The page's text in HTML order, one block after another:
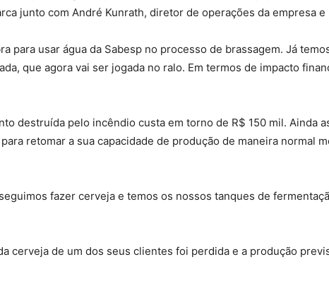
junto com André Kunrath, diretor de operações da empresa
para usar água da Sabesp no processo de brassagem. Já
que agora vai ser jogada no ralo. Em termos de impacto
destruída pelo incêndio custa em torno de R$ 150 mil. Ainda
retomar a sua capacidade de produção de maneira normal
fazer cerveja e temos os nossos tanques de
cerveja de um dos seus clientes foi perdida e a produção